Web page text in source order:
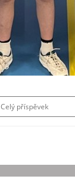
Celý příspěvek